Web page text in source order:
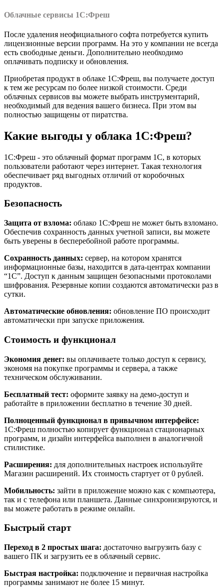
Облачные сервисы 1С:Фреш
После удаления неофициального софта потребуется купить
лицензионные версии программ. На это у компании не всегда
есть свободные деньги. Дополнительно необходимо
оплачивать подписку и обновления.
Приобретая продукт в облаке 1С:Фреш, вы получаете доступ
к тем же ресурсам по более низкой стоимости. Среди
облачных сервисов вы можете выбрать инструментарий,
необходимый для ведения вашего бизнеса. При этом вы
полностью защищены от пиратства.
Какие выгоды у облака 1С:Фреш?
1С:Фреш - это облачный формат программ 1С, в которых
пользователи работают через интернет. Такая технология
обеспечивает ряд выгодных отличий от коробочных
продуктов.
Безопасность
Защита от взлома: облако 1С:Фреш не может быть взломано.
Обеспечив сохранность данных учетной записи, вы можете
быть уверены в бесперебойной работе программы.
Сохранность данных: сервер, на котором хранятся
информационные базы, находится в дата-центрах компании
“1С”. Доступ к данным защищен безопасными протоколами
шифрования. Резервные копии создаются автоматически раз в
сутки.
Автоматические обновления: обновление ПО происходит
автоматически при запуске приложения.
Стоимость и функционал
Экономия денег: вы оплачиваете только доступ к сервису,
экономя на покупке программы и сервера, а также
техническом обслуживании.
Бесплатный тест: оформите заявку на демо-доступ и
работайте в приложении бесплатно в течение 30 дней.
Полноценный функционал в привычном интерфейсе:
1С:Фреш полностью копирует функционал стационарных
программ, и дизайн интерфейса выполнен в аналогичной
стилистике.
Расширения: для дополнительных настроек используйте
Магазин расширений. Их стоимость стартует от 0 рублей.
Мобильность: зайти в приложение можно как с компьютера,
так и с телефона или планшета. Данные синхронизируются, и
вы можете работать в режиме онлайн.
Быстрый старт
Переход в 2 простых шага: достаточно выгрузить базу с
вашего ПК и загрузить ее в облачный сервис.
Быстрая настройка: подключение и первичная настройка
программы занимают не более 15 минут.